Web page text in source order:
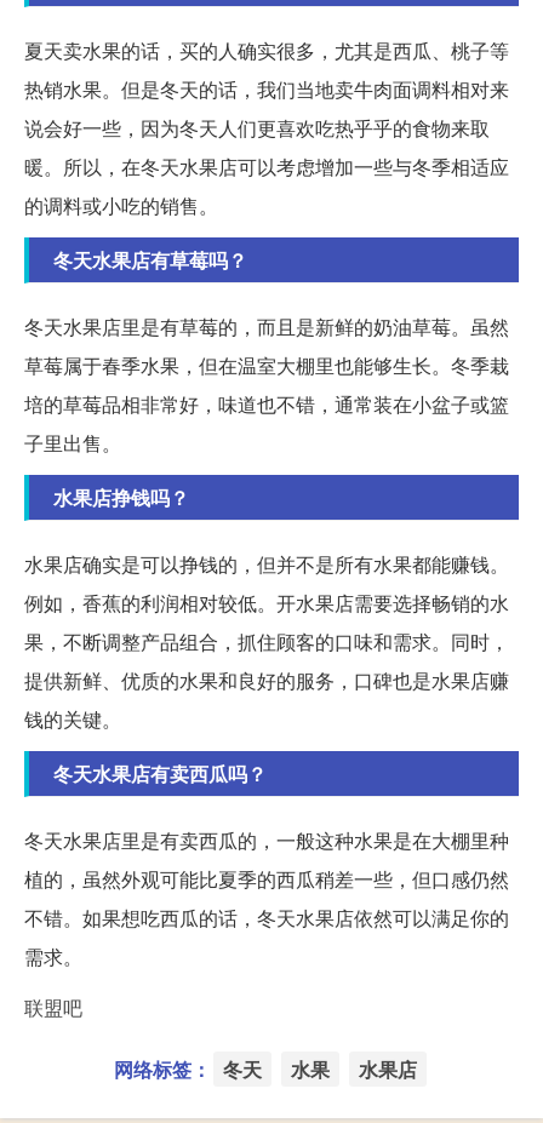
夏天卖水果的话，买的人确实很多，尤其是西瓜、桃子等
热销水果。但是冬天的话，我们当地卖牛肉面调料相对来
说会好一些，因为冬天人们更喜欢吃热乎乎的食物来取
暖。所以，在冬天水果店可以考虑增加一些与冬季相适应
的调料或小吃的销售。
冬天水果店有草莓吗？
冬天水果店里是有草莓的，而且是新鲜的奶油草莓。虽然
草莓属于春季水果，但在温室大棚里也能够生长。冬季栽
培的草莓品相非常好，味道也不错，通常装在小盆子或篮
子里出售。
水果店挣钱吗？
水果店确实是可以挣钱的，但并不是所有水果都能赚钱。
例如，香蕉的利润相对较低。开水果店需要选择畅销的水
果，不断调整产品组合，抓住顾客的口味和需求。同时，
提供新鲜、优质的水果和良好的服务，口碑也是水果店赚
钱的关键。
冬天水果店有卖西瓜吗？
冬天水果店里是有卖西瓜的，一般这种水果是在大棚里种
植的，虽然外观可能比夏季的西瓜稍差一些，但口感仍然
不错。如果想吃西瓜的话，冬天水果店依然可以满足你的
需求。
联盟吧
网络标签： 冬天 水果 水果店